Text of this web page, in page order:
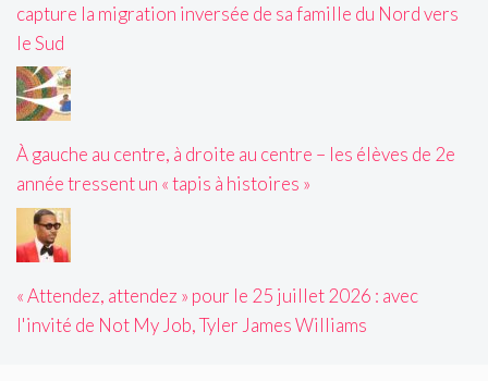
capture la migration inversée de sa famille du Nord vers
le Sud
À gauche au centre, à droite au centre – les élèves de 2e
année tressent un « tapis à histoires »
« Attendez, attendez » pour le 25 juillet 2026 : avec
l'invité de Not My Job, Tyler James Williams